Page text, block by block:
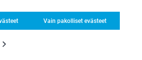
Vain pakolliset evästeet